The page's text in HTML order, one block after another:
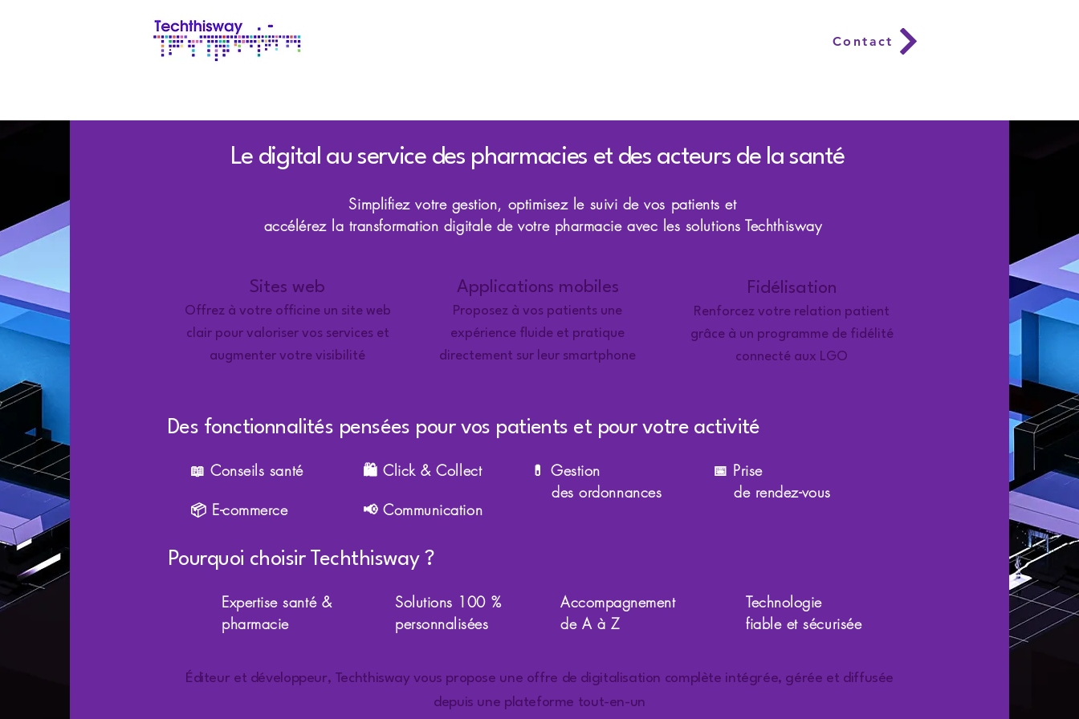
Contact
Le digital au service des pharmacies et des acteurs de la santé
​Simplifiez votre gestion, optimisez le suivi de vos patients et
accélérez la transformation digitale de votre pharmacie avec les solutions Techthisway
Sites web
Offrez à votre officine un site web
clair pour valoriser vos services et
augmenter votre visibilité
Applications mobiles
Proposez à vos patients une
expérience fluide et pratique
directement sur leur smartphone
Fidélisation
Renforcez votre relation patient
grâce à un programme de fidélité
connecté aux LGO
Des fonctionnalités pensées pour vos patients et pour votre activité
📖 Conseils santé
📦 E-commerce
🛍️ Click & Collect
📢 Communication
💊 Gestion
des ordonnances
📅 Prise
de rendez-vous
Pourquoi choisir Techthisway ?
Expertise santé &
pharmacie
Solutions 100 %
personnalisées
Accompagnement
de A à Z
Technologie
fiable et sécurisée
Éditeur et développeur, Techthisway vous propose une offre de digitalisation complète intégrée, gérée et diffusée
depuis une plateforme tout-en-un